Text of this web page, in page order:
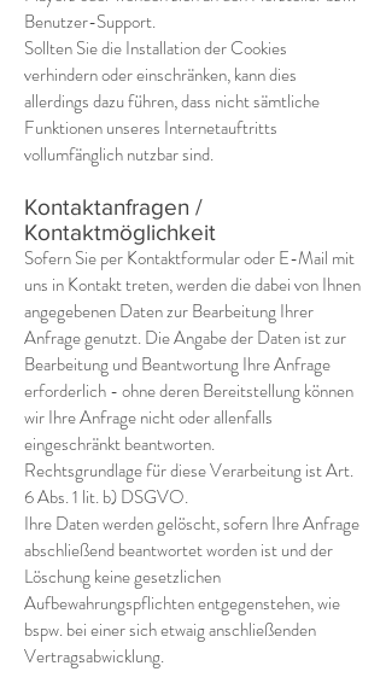
Benutzer-Support.
Sollten Sie die Installation der Cookies
verhindern oder einschränken, kann dies
allerdings dazu führen, dass nicht sämtliche
Funktionen unseres Internetauftritts
vollumfänglich nutzbar sind.
Kontaktanfragen /
Kontaktmöglichkeit
Sofern Sie per Kontaktformular oder E-Mail mit
uns in Kontakt treten, werden die dabei von Ihnen
angegebenen Daten zur Bearbeitung Ihrer
Anfrage genutzt. Die Angabe der Daten ist zur
Bearbeitung und Beantwortung Ihre Anfrage
erforderlich - ohne deren Bereitstellung können
wir Ihre Anfrage nicht oder allenfalls
eingeschränkt beantworten.
Rechtsgrundlage für diese Verarbeitung ist Art.
6 Abs. 1 lit. b) DSGVO.
Ihre Daten werden gelöscht, sofern Ihre Anfrage
abschließend beantwortet worden ist und der
Löschung keine gesetzlichen
Aufbewahrungspflichten entgegenstehen, wie
bspw. bei einer sich etwaig anschließenden
Vertragsabwicklung.